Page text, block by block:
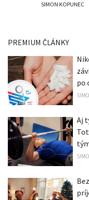
SIMON KOPUNEC
PREMIUM ČLÁNKY
po
Aj